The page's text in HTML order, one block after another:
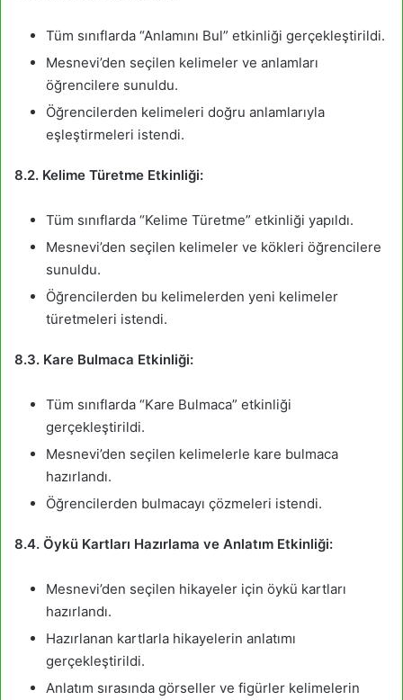
Tüm sınıflarda “Anlamını Bul” etkinliği gerçekleştirildi.
Mesnevi’den seçilen kelimeler ve anlamları
öğrencilere sunuldu.
Öğrencilerden kelimeleri doğru anlamlarıyla
eşleştirmeleri istendi.
8.2. Kelime Türetme Etkinliği:
Tüm sınıflarda “Kelime Türetme” etkinliği yapıldı.
Mesnevi’den seçilen kelimeler ve kökleri öğrencilere
sunuldu.
Öğrencilerden bu kelimelerden yeni kelimeler
türetmeleri istendi.
8.3. Kare Bulmaca Etkinliği:
Tüm sınıflarda “Kare Bulmaca” etkinliği
gerçekleştirildi.
Mesnevi’den seçilen kelimelerle kare bulmaca
hazırlandı.
Öğrencilerden bulmacayı çözmeleri istendi.
8.4. Öykü Kartları Hazırlama ve Anlatım Etkinliği:
Mesnevi’den seçilen hikayeler için öykü kartları
hazırlandı.
Hazırlanan kartlarla hikayelerin anlatımı
gerçekleştirildi.
Anlatım sırasında görseller ve figürler kelimelerin